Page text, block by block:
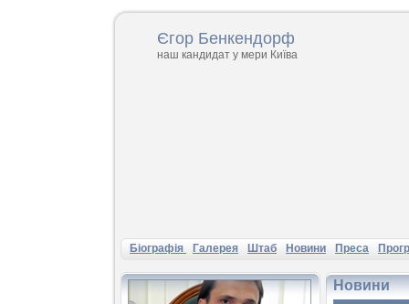
Єгор Бенкендорф
наш кандидат у мери Київа
Бiографiя Галерея Штаб Новини Преса
Новини